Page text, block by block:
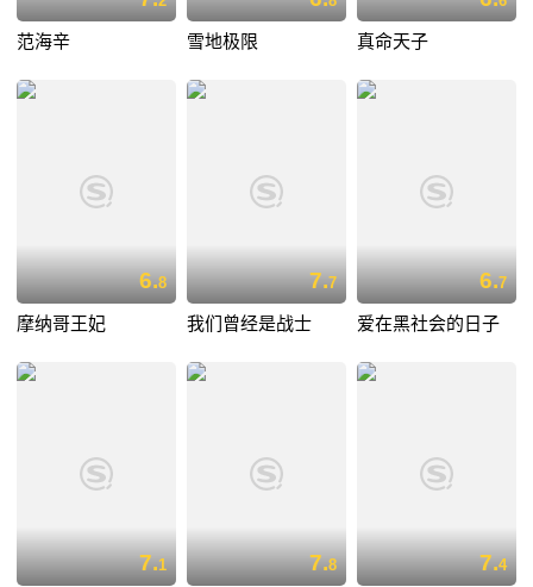
范海辛 雪地极限 真命天子
6.8
摩纳哥王妃
7.7
我们曾经是战士
6.7
爱在黑社会的日子
7.1 7.8 7.4